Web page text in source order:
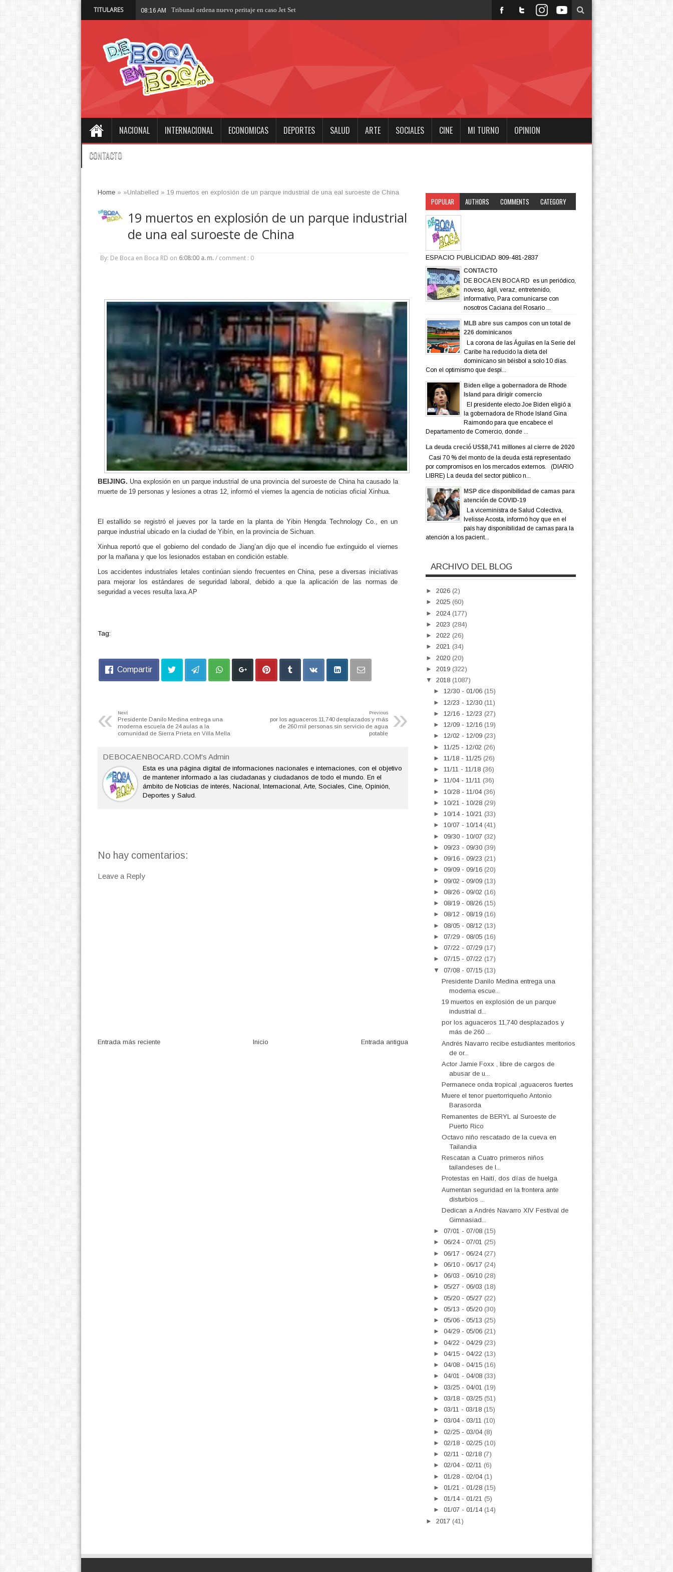
TITULARES 08:07 AM Trump
NACIONAL INTERNACIONAL ECONOMICAS DEPORTES SALUD ARTE SOCIALES CINE MI TURNO OPINION
CONTACTO
Home» »Unlabelled » 19 muertos en explosión de un parque industrial de una eal suroeste de China
19 muertos en explosión de un parque industrial
de una eal suroeste de China
By: De Boca en Boca RD on 6:08:00 a. m. / comment : 0
BEIJING. Una explosión en un parque industrial de una provincia del suroeste de China ha causado la
muerte de 19 personas y lesiones a otras 12, informó el viernes la agencia de noticias oficial Xinhua.
El estallido se registró el jueves por la tarde en la planta de Yibin Hengda Technology Co., en un
parque industrial ubicado en la ciudad de Yibín, en la provincia de Sichuan.
Xinhua reportó que el gobierno del condado de Jiang’an dijo que el incendio fue extinguido el viernes
por la mañana y que los lesionados estaban en condición estable.
Los accidentes industriales letales continúan siendo frecuentes en China, pese a diversas iniciativas
para mejorar los estándares de seguridad laboral, debido a que la aplicación de las normas de
seguridad a veces resulta laxa.AP
Tag:
Compartir
« Next
Presidente Danilo Medina entrega una
moderna escuela de 24 aulas a la
comunidad de Sierra Prieta en Villa Mella
»
Previous
por los aguaceros 11,740 desplazados y más
de 260 mil personas sin servicio de agua
potable
DEBOCAENBOCARD.COM's Admin
Esta es una página digital de informaciones nacionales e internaciones, con el objetivo
de mantener informado a las ciudadanas y ciudadanos de todo el mundo. En el
ámbito de Noticias de interés, Nacional, Internacional, Arte, Sociales, Cine, Opinión,
Deportes y Salud.
No hay comentarios:
Leave a Reply
Entrada más reciente Entrada antigua
Inicio
POPULAR AUTHORS COMMENTS CATEGORY
ESPACIO PUBLICIDAD 809-481-2837
CONTACTO
DE BOCA EN BOCA RD es un periódico,
noveso, ágil, veraz, entretenido,
informativo, Para comunicarse con
nosotros Caciana del Rosario ...
MLB abre sus campos con un total de
226 dominicanos
La corona de las Águilas en la Serie del
Caribe ha reducido la dieta del
dominicano sin béisbol a solo 10 días.
Con el optimismo que despi...
Biden elige a gobernadora de Rhode
Island para dirigir comercio
El presidente electo Joe Biden eligió a
la gobernadora de Rhode Island Gina
Raimondo para que encabece el
Departamento de Comercio, donde ...
La deuda creció US$8,741 millones al cierre de 2020
Casi 70 % del monto de la deuda está representado
por compromisos en los mercados externos. (DIARIO
LIBRE) La deuda del sector público n...
MSP dice disponibilidad de camas para
atención de COVID-19
La viceministra de Salud Colectiva,
Ivelisse Acosta, informó hoy que en el
país hay disponibilidad de camas para la
atención a los pacient...
ARCHIVO DEL BLOG
► 2026 (2)
► 2025 (60)
► 2024 (177)
► 2023 (284)
► 2022 (26)
► 2021 (34)
► 2020 (20)
► 2019 (322)
▼ 2018 (1087)
►12/30 - 01/06 (15)
► 12/23 - 12/30 (11)
► 12/16 - 12/23 (27)
►12/09 - 12/16 (19)
►12/02 - 12/09 (23)
► 11/25 - 12/02 (26)
► 11/18 - 11/25 (26)
►11/11 - 11/18 (36)
►11/04 - 11/11 (36)
► 10/28 - 11/04 (36)
► 10/21 - 10/28 (29)
►10/14 - 10/21 (33)
►10/07 - 10/14 (41)
►09/30 - 10/07 (32)
►09/23 - 09/30 (39)
►09/16 - 09/23 (21)
►09/09 - 09/16 (20)
►09/02 - 09/09 (13)
►08/26 - 09/02 (16)
►08/19 - 08/26 (15)
►08/12 - 08/19 (16)
►08/05 - 08/12 (13)
►07/29 - 08/05 (16)
►07/22 - 07/29 (17)
►07/15 - 07/22 (17)
▼07/08 - 07/15 (13)
Presidente Danilo Medina entrega una
moderna escue...
19 muertos en explosión de un parque
industrial d...
por los aguaceros 11,740 desplazados y
más de 260 ...
Andrés Navarro recibe estudiantes meritorios
de or...
Actor Jamie Foxx , libre de cargos de
abusar de u...
Permanece onda tropical ,aguaceros fuertes
Muere el tenor puertorriqueño Antonio
Barasorda
Remanentes de BERYL al Suroeste de
Puerto Rico
Octavo niño rescatado de la cueva en
Tailandia
Rescatan a Cuatro primeros niños
tailandeses de l...
Protestas en Haití, dos días de huelga
Aumentan seguridad en la frontera ante
disturbios ...
Dedican a Andrés Navarro XIV Festival de
Gimnasiad...
►07/01 - 07/08 (15)
►06/24 - 07/01 (25)
►06/17 - 06/24 (27)
►06/10 - 06/17 (24)
►06/03 - 06/10 (28)
►05/27 - 06/03 (18)
►05/20 - 05/27 (22)
►05/13 - 05/20 (30)
►05/06 - 05/13 (25)
►04/29 - 05/06 (21)
►04/22 - 04/29 (23)
►04/15 - 04/22 (13)
►04/08 - 04/15 (16)
►04/01 - 04/08 (33)
►03/25 - 04/01 (19)
►03/18 - 03/25 (51)
►03/11 - 03/18 (15)
►03/04 - 03/11 (10)
►02/25 - 03/04 (8)
►02/18 - 02/25 (10)
►02/11 - 02/18 (7)
►02/04 - 02/11 (6)
►01/28 - 02/04 (1)
►01/21 - 01/28 (15)
►01/14 - 01/21 (5)
►01/07 - 01/14 (14)
► 2017 (41)